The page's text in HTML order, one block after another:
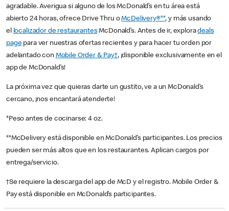
agradable. Averigua si alguno de los McDonald’s en tu área está
abierto 24 horas, ofrece Drive Thru oMcDelivery®**, y más usando
el localizador de restaurantesMcDonald’s. Antes de ir, exploradeals
pagepara ver nuestras ofertas recientes y para hacer tu orden por
adelantado con Mobile Order & Pay†, ¡disponible exclusivamente en el
app de McDonald’s!
La próxima vez que quieras darte un gustito, ve a un McDonald’s
cercano, ¡nos encantará atenderte!
*Peso antes de cocinarse: 4 oz.
**McDelivery está disponible en McDonald’s participantes. Los precios
pueden ser más altos que en los restaurantes. Aplican cargos por
entrega/servicio.
†Se requiere la descarga del app de McD y el registro. Mobile Order &
Pay está disponible en McDonald’s participantes.